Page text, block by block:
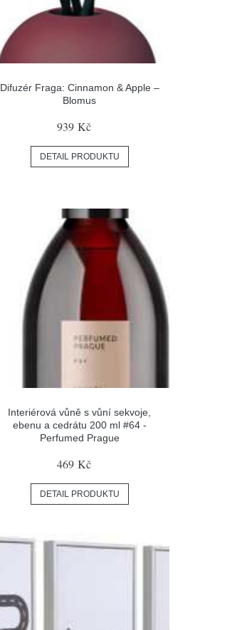
Difuzér Fraga: Cinnamon & Apple –
Blomus
939 Kč
DETAIL PRODUKTU
Interiérová vůně s vůní sekvoje,
ebenu a cedrátu 200 ml #64 -
Perfumed Prague
469 Kč
DETAIL PRODUKTU